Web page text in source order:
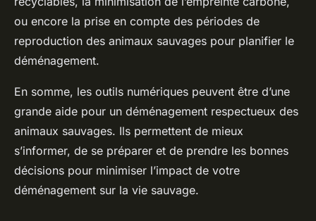
ou encore la prise en compte des périodes de
reproduction des animaux sauvages pour planifier le
déménagement.
En somme, les outils numériques peuvent être d’une
grande aide pour un déménagement respectueux des
animaux sauvages. Ils permettent de mieux
s’informer, de se préparer et de prendre les bonnes
décisions pour minimiser l’impact de votre
déménagement sur la vie sauvage.